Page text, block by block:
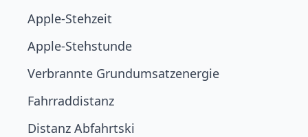
Apple-Stehzeit
Apple-Stehstunde
Verbrannte Grundumsatzenergie
Fahrraddistanz
Distanz Abfahrtski